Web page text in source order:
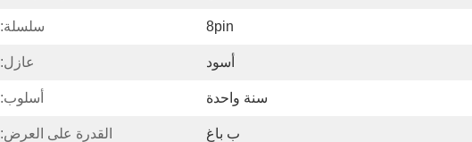
8pin سلسلة:
أسود عازل:
سنة واحدة أسلوب:
ب باغ القدرة على العرض: